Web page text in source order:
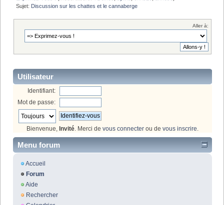
Sujet: Discussion sur les chattes et le cannaberge
Aller à:
Utilisateur
Identifiant:
Mot de passe:
Bienvenue, Invité. Merci de vous connecter ou de vous inscrire.
Menu forum
Accueil
Forum
Aide
Rechercher